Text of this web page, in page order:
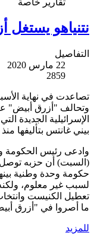
تقارير خاصة
نتنياهو يستغل
التفاصيل
22 مارس 2020
2859
تصاعدت في نهاية
وتحالف "أزرق أبيض"
الإسرائيلية الجديدة
بيني غانتس بتأليفها
وادعى رئيس الحكومة
(السبت) أن حزبه توصل
حكومة وحدة وطنية
لسبب غير معلوم،
تعطيل الكنيست
ما أصروا في "أزرق
للمزيد